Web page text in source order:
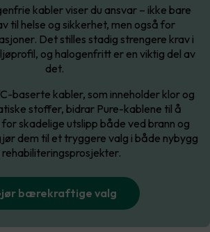
kabler viser du ansvar – ikke bare
til helse og sikkerhet, men også for
Det stilles stadig strengere krav i
og halogenfritt er en viktig del av
det.
baserte kabler, som inneholder klor og
stoffer, bidrar Pure-kablene til å
skadelige utslipp både ved brann og
dem til et tryggere valg i både nybygg
rehabiliteringsprosjekter.
bærekraftige valg